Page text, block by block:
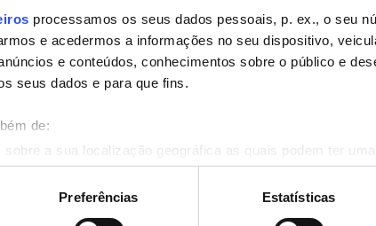
processamos os seus dados pessoais, p. ex., o seu
e acedermos a informações no seu dispositivo,
e conteúdos, conhecimentos sobre o público e
seus dados e para que fins.
de:
sobre a sua localização geográfica as quais podem ter
analisando de forma ativa as características
dados pessoais são processados e defina as suas
a qualquer momento da Declaração de
Preferências Estatísticas
06:00 - 21:00